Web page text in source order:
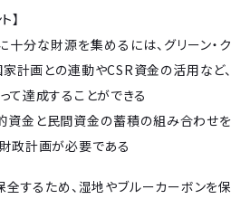
】
分な財源を集めるには、グリーン・ク
家計画との連動やCSR資金の活用など、
て達成することができる
金と民間資金の蓄積の組み合わせを
政計画が必要である
するため、湿地やブルーカーボンを保